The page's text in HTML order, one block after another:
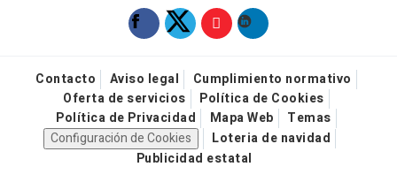
Contacto Aviso legal
Cumplimiento normativo
Oferta de servicios
Política de Cookies
Política de Privacidad
Mapa Web
Temas
Configuración de Cookies
Loteria de navidad
Publicidad estatal